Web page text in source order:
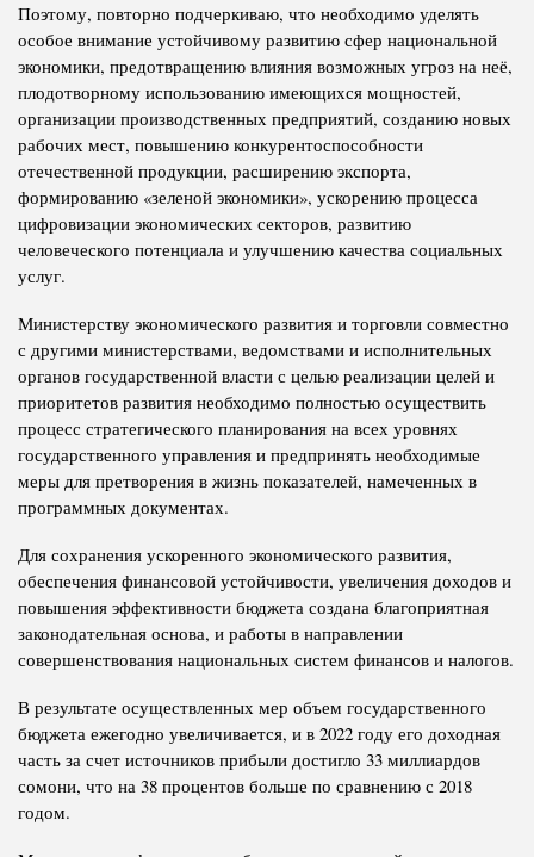
Поэтому, повторно подчеркиваю, что необходимо уделять
особое внимание устойчивому развитию сфер национальной
экономики, предотвращению влияния возможных угроз на неё,
плодотворному использованию имеющихся мощностей,
организации производственных предприятий, созданию новых
рабочих мест, повышению конкурентоспособности
отечественной продукции, расширению экспорта,
формированию «зеленой экономики», ускорению процесса
цифровизации экономических секторов, развитию
человеческого потенциала и улучшению качества социальных
услуг.
Министерству экономического развития и торговли совместно
с другими министерствами, ведомствами и исполнительных
органов государственной власти с целью реализации целей и
приоритетов развития необходимо полностью осуществить
процесс стратегического планирования на всех уровнях
государственного управления и предпринять необходимые
меры для претворения в жизнь показателей, намеченных в
программных документах.
Для сохранения ускоренного экономического развития,
обеспечения финансовой устойчивости, увеличения доходов и
повышения эффективности бюджета создана благоприятная
законодательная основа, и работы в направлении
совершенствования национальных систем финансов и налогов.
В результате осуществленных мер объем государственного
бюджета ежегодно увеличивается, и в 2022 году его доходная
часть за счет источников прибыли достигло 33 миллиардов
сомони, что на 38 процентов больше по сравнению с 2018
годом.